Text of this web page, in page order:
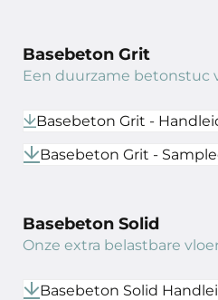
Basebeton Grit
Een duurzame betonstuc
Basebeton Grit -
Basebeton Solid
Onze extra belastbare
Basebeton Solid